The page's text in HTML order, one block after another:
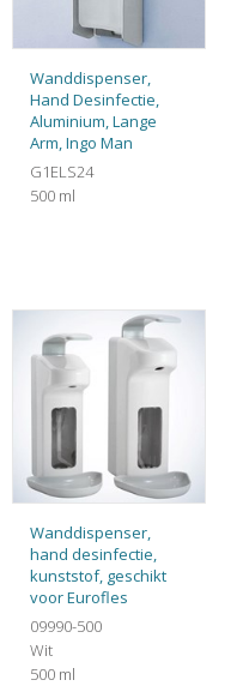
Wanddispenser,
Hand Desinfectie,
Aluminium, Lange
Arm, Ingo Man
G1ELS24
500 ml
Wanddispenser,
hand desinfectie,
kunststof, geschikt
voor Eurofles
09990-500
Wit
500 ml